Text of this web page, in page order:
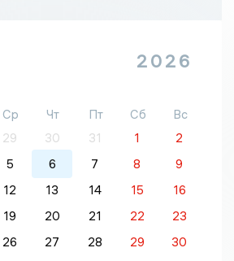
2026
Ср Чт Пт Сб
Вс
29 30 31 1
2
5 6 7 8
9
12 13 14 15
16
19 20 21 22
23
26 27 28 29
30